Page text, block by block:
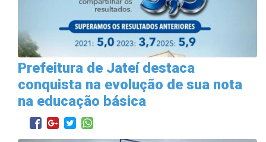
Prefeitura de Jateí destaca
conquista na evolução de sua nota
na educação básica